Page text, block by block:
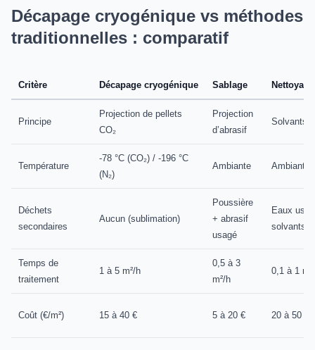
Décapage cryogénique vs méthodes
traditionnelles : comparatif
Critère Décapage cryogénique Sablage
Principe
Projection de pellets
CO₂
Projection
d’abrasif
Solvants
Température
-78 °C (CO₂) / -196 °C
(N₂)
Ambiante Ambiante
Déchets
secondaires
Aucun (sublimation)
Poussière
+ abrasif
usagé
Eaux
solvants
Temps de
traitement
1 à 5 m²/h
0,5 à 3
m²/h
0,1 à 1
Coût (€/m²) 15 à 40 € 5 à 20 € 20 à 50 €